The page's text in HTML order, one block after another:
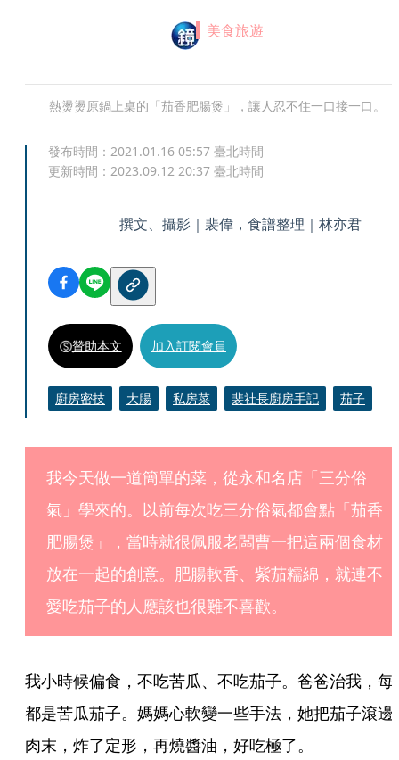
美食旅遊
熱燙燙原鍋上桌的「茄香肥腸煲」，讓人忍不住一口接一口。
發布時間： 2021.01.16 05:57 臺北時間
更新時間： 2023.09.12 20:37 臺北時間
撰文、攝影｜裴偉，食譜整理｜林亦君
贊助本文 加入訂閱會員
廚房密技 大腸 私房菜 裴社長廚房手記 茄子
我今天做一道簡單的菜，從永和名店「三分俗
氣」學來的。以前每次吃三分俗氣都會點「茄香
肥腸煲」，當時就很佩服老闆曹一把這兩個食材
放在一起的創意。肥腸軟香、紫茄糯綿，就連不
愛吃茄子的人應該也很難不喜歡。
我小時候偏食，不吃苦瓜、不吃茄子。爸爸治我，每
都是苦瓜茄子。媽媽心軟變一些手法，她把茄子滾邊
肉末，炸了定形，再燒醬油，好吃極了。